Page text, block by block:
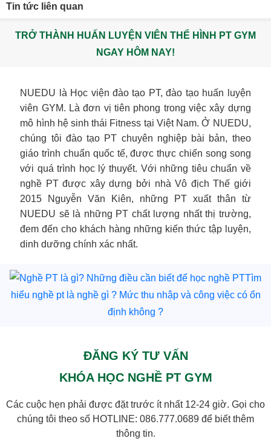
Tin tức liên quan
TRỞ THÀNH HUẤN LUYỆN VIÊN THỂ HÌNH PT GYM
NGAY HÔM NAY!
NUEDU là Học viện đào tạo PT, đào tạo huấn luyện
viên GYM. Là đơn vị tiên phong trong việc xây dựng
mô hình hệ sinh thái Fitness tại Việt Nam. Ở NUEDU,
chúng tôi đào tạo PT chuyên nghiệp bài bản, theo
giáo trình chuẩn quốc tế, được thực chiến song song
với quá trình học lý thuyết. Với những tiêu chuẩn về
nghề PT được xây dựng bởi nhà Vô địch Thế giới
2015 Nguyễn Văn Kiên, những PT xuất thân từ
NUEDU sẽ là những PT chất lượng nhất thị trường,
đem đến cho khách hàng những kiến thức tập luyện,
dinh dưỡng chính xác nhất.
Tìm
hiểu nghề pt là nghề gì ? Mức thu nhập và công việc có ổn
định không ?
ĐĂNG KÝ TƯ VẤN
KHÓA HỌC NGHỀ PT GYM
Các cuộc hẹn phải được đặt trước ít nhất 12-24 giờ. Gọi cho
chúng tôi theo số HOTLINE: 086.777.0689 để biết thêm
thông tin.